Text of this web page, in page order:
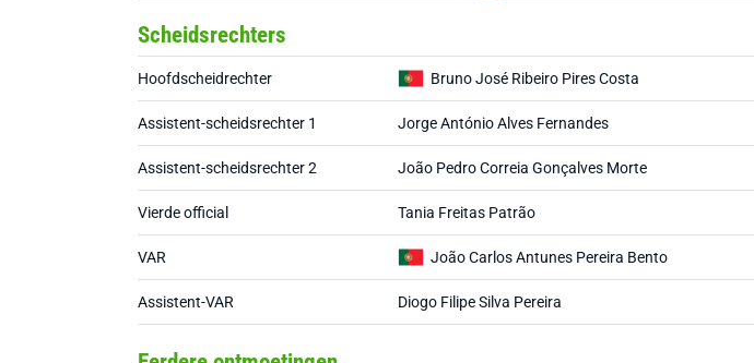
Scheidsrechters
Hoofdscheidrechter Bruno José Ribeiro Pires Costa
Assistent-scheidsrechter 1 Jorge António Alves Fernandes
Assistent-scheidsrechter 2 João Pedro Correia Gonçalves Morte
Vierde official Tania Freitas Patrão
VAR João Carlos Antunes Pereira Bento
Assistent-VAR Diogo Filipe Silva Pereira